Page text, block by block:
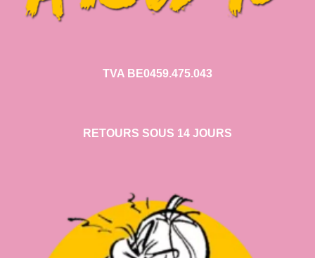
TVA BE0459.475.043
RETOURS SOUS 14 JOURS